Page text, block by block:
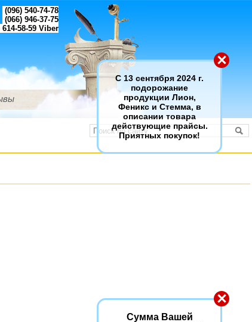
×
С 13 сентября 2024 г.
подорожание
продукции Лион,
Феникс и Стемма, в
описании товара
действующие прайсы.
Приятных покупок!
×
Сумма Вашей
(096) 540-74-78
(066) 946-37-75
614-58-59 Viber